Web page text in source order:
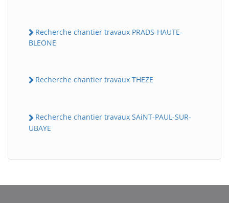
Recherche chantier travaux PRADS-HAUTE-
BLEONE
Recherche chantier travaux THEZE
Recherche chantier travaux SAiNT-PAUL-SUR-
UBAYE